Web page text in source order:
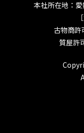
本社所在地：
古物商
質屋許